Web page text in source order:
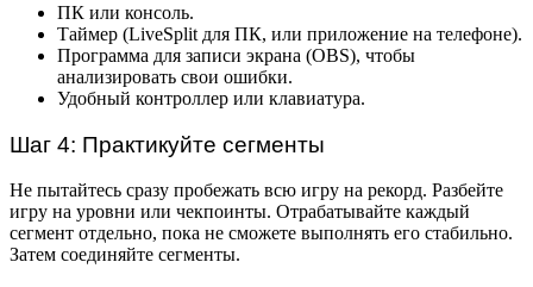
ПК или консоль.
Таймер (LiveSplit для ПК, или приложение на телефоне).
Программа для записи экрана (OBS), чтобы
анализировать свои ошибки.
Удобный контроллер или клавиатура.
Шаг 4: Практикуйте сегменты
Не пытайтесь сразу пробежать всю игру на рекорд. Разбейте
игру на уровни или чекпоинты. Отрабатывайте каждый
сегмент отдельно, пока не сможете выполнять его стабильно.
Затем соединяйте сегменты.